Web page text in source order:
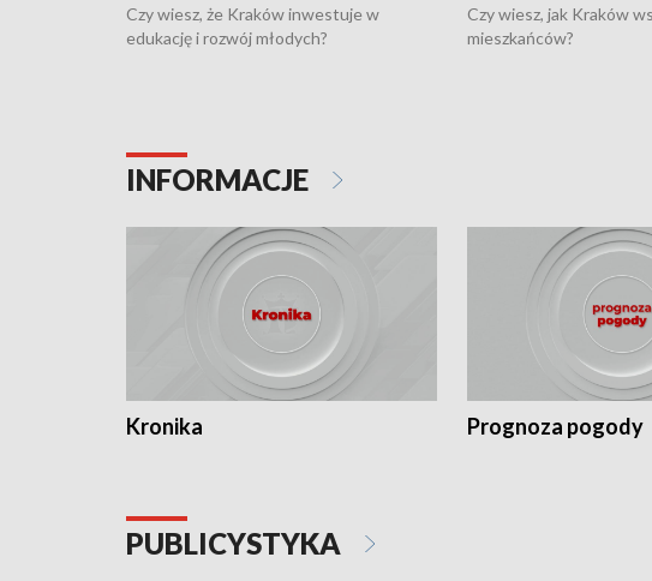
Czy wiesz, że Kraków inwestuje w
edukację i rozwój młodych?
Czy wiesz, jak Kraków
mieszkańców?
INFORMACJE
Kronika Prognoza pogody
PUBLICYSTYKA